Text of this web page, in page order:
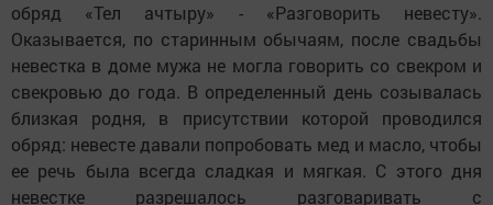
обряд «Тел ачтыру» - «Разговорить невесту».
Оказывается, по старинным обычаям, после свадьбы
невестка в доме мужа не могла говорить со свекром и
свекровью до года. В определенный день созывалась
близкая родня, в присутствии которой проводился
обряд: невесте давали попробовать мед и масло, чтобы
ее речь была всегда сладкая и мягкая. С этого дня
невестке разрешалось разговаривать с